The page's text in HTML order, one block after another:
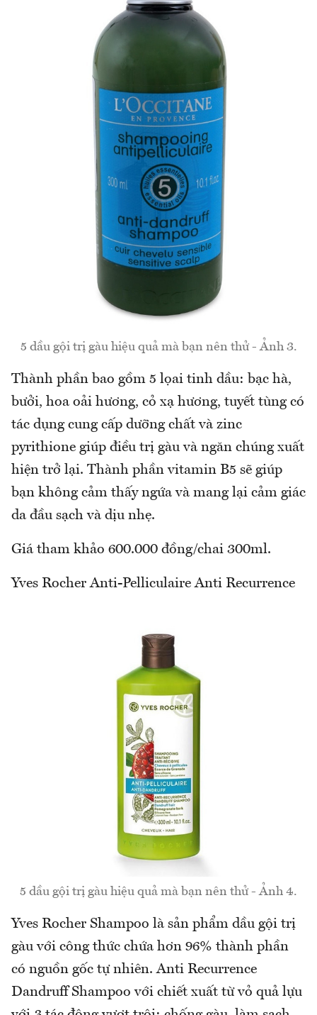
5 dầu gội trị gàu hiệu quả mà bạn nên thử - Ảnh 3.
Thành phần bao gồm 5 lọai tinh dầu: bạc hà,
bưởi, hoa oải hương, cỏ xạ hương, tuyết tùng có
tác dụng cung cấp dưỡng chất và zinc
pyrithione giúp điều trị gàu và ngăn chúng xuất
hiện trở lại. Thành phần vitamin B5 sẽ giúp
bạn không cảm thấy ngứa và mang lại cảm giác
da đầu sạch và dịu nhẹ.
Giá tham khảo 600.000 đồng/chai 300ml.
Yves Rocher Anti-Pelliculaire Anti Recurrence
5 dầu gội trị gàu hiệu quả mà bạn nên thử - Ảnh 4.
Yves Rocher Shampoo là sản phẩm dầu gội trị
gàu với công thức chứa hơn 96% thành phần
có nguồn gốc tự nhiên. Anti Recurrence
Dandruff Shampoo với chiết xuất từ vỏ quả lựu